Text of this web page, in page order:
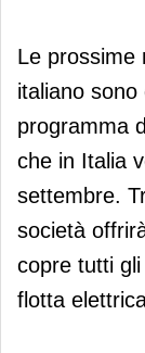
Le prossime
italiano
programma
che in Italia
settembre.
società
copre tutti
flotta